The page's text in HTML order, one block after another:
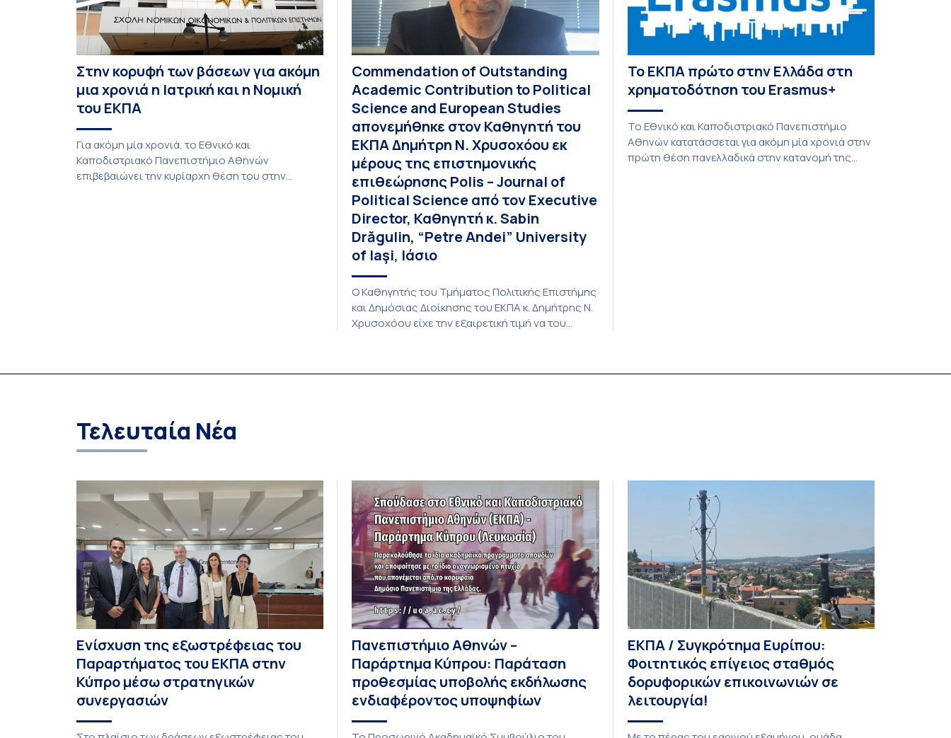
Στην κορυφή των βάσεων για ακόμη
μια χρονιά η Ιατρική και η Νομική
του ΕΚΠΑ
Για ακόμη μία χρονιά, το Εθνικό και
Καποδιστριακό Πανεπιστήμιο Αθηνών
επιβεβαιώνει την κυρίαρχη θέση του στην
Commendation of Outstanding
Academic Contribution to Political
Science and European Studies
απονεμήθηκε στον Καθηγητή του
ΕΚΠΑ Δημήτρη Ν. Χρυσοχόου εκ
μέρους της επιστημονικής
επιθεώρησης Polis – Journal of
Political Science από τον Executive
Director, Καθηγητή κ. Sabin
Drăgulin, “Petre Andei” University
of Iaşi, Ιάσιο
Ο Καθηγητής του Τμήματος Πολιτικής Επιστήμης
και Δημόσιας Διοίκησης του ΕΚΠΑ κ. Δημήτρης Ν.
Χρυσοχόου είχε την εξαιρετική τιμή να του
Το ΕΚΠΑ πρώτο στην Ελλάδα στη
χρηματοδότηση του Erasmus+
Το Εθνικό και Καποδιστριακό Πανεπιστήμιο
Αθηνών κατατάσσεται για ακόμη μία χρονιά στην
πρώτη θέση πανελλαδικά στην κατανομή της
Τελευταία Νέα
Ενίσχυση της εξωστρέφειας του
Παραρτήματος του ΕΚΠΑ στην
Κύπρο μέσω στρατηγικών
συνεργασιών
Πανεπιστήμιο Αθηνών –
Παράρτημα Κύπρου: Παράταση
προθεσμίας υποβολής εκδήλωσης
ενδιαφέροντος υποψηφίων
ΕΚΠΑ / Συγκρότημα Ευρίπου:
Φοιτητικός επίγειος σταθμός
δορυφορικών επικοινωνιών σε
λειτουργία!